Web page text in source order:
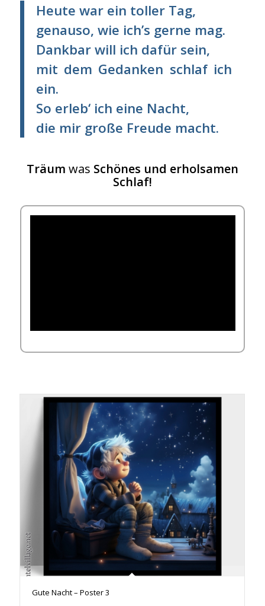
Heute war ein toller Tag,
genauso, wie ich’s gerne mag.
Dankbar will ich dafür sein,
mit dem Gedanken schlaf ich
ein.
So erleb‘ ich eine Nacht,
die mir große Freude macht.
Träum was Schönes und erholsamen
Schlaf!
Gute Nacht – Poster 3